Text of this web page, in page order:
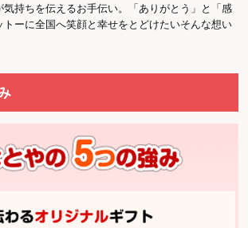
持ちを伝えるお手伝い。「ありがとう」と「感
ーに全国へ笑顔と幸せをとどけたいそんな想い